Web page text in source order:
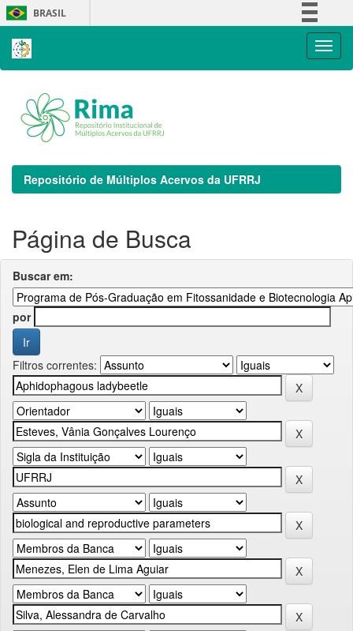
Skip
navigation
BRASIL
Repositório de Múltiplos Acervos da UFRRJ
Página de Busca
Buscar em:
por
Filtros correntes: